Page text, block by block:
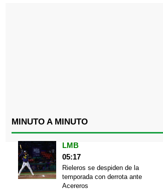
MINUTO A MINUTO
LMB
05:17
Rieleros se despiden de la
temporada con derrota ante
Acereros